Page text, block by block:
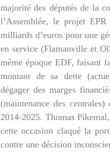
majorité des députés de la
l’Assemblée, le projet
milliards d’euros pour une
en service (Flamanville et
même époque EDF, faisant
montant de sa dette
dégager des marges
(maintenance des
2014-2025. Thomas
cette occasion claqué la
contre une décision